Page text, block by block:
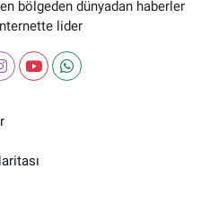
bölgeden dünyadan haberler
lider